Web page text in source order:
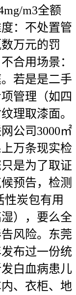
m3全额
：不处置管
万元的罚
合用场景：
若是是二手
管理（如四
理取漆面。
公司3000㎡
万条现实检
是为了取证
预告，检测
性炭包有用
），要么全
风险。东莞
布过一份统
白血病患儿
、衣柜、地